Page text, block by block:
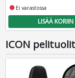
fiber_manual_record Ei varastossa
LISÄÄ KORIIN
ICON pelituolit